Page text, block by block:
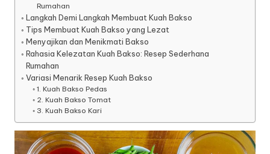
Rumahan
Langkah Demi Langkah Membuat Kuah Bakso
Tips Membuat Kuah Bakso yang Lezat
Menyajikan dan Menikmati Bakso
Rahasia Kelezatan Kuah Bakso: Resep Sederhana
Rumahan
Variasi Menarik Resep Kuah Bakso
1. Kuah Bakso Pedas
2. Kuah Bakso Tomat
3. Kuah Bakso Kari